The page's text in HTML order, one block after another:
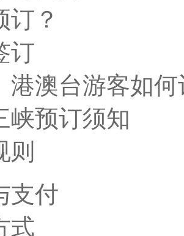
订？
订
港澳台游客如何
峡预订须知
则
支付
式